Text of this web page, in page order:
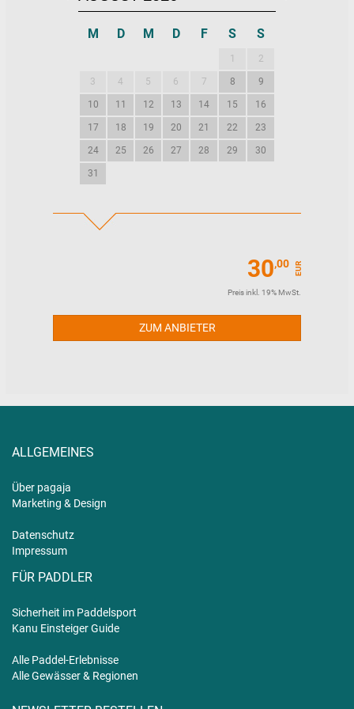
M D M D F S S
1 2
3 4 5 6 7 8 9
10 11 12 13 14 15 16
17 18 19 20 21 22 23
24 25 26 27 28 29 30
31
30,00 EUR
Preis inkl. 19% MwSt.
ZUM ANBIETER
ALLGEMEINES
Über pagaja
Marketing & Design
Datenschutz
Impressum
FÜR PADDLER
Sicherheit im Paddelsport
Kanu Einsteiger Guide
Alle Paddel-Erlebnisse
Alle Gewässer & Regionen